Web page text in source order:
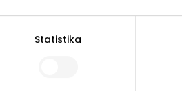
Statistika